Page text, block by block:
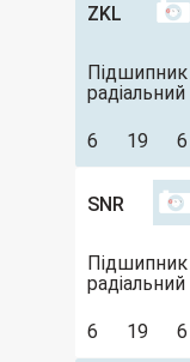
ZKL
радіальний
6 19 6
SNR
радіальний
6 19 6